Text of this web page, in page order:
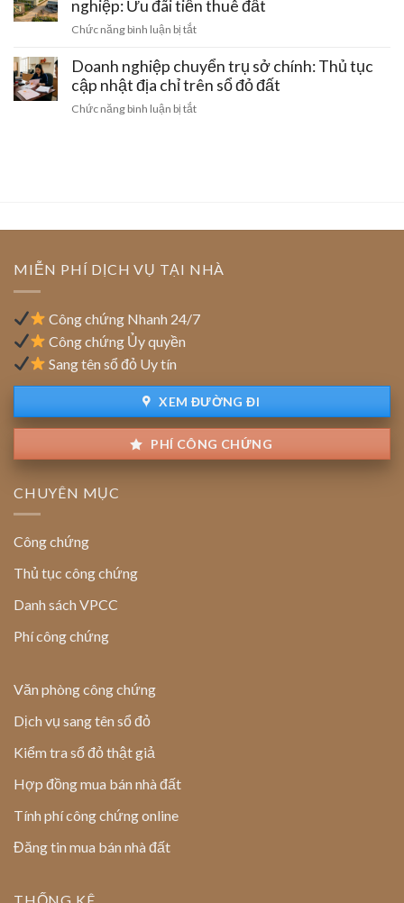
Thủ
tục
đất
đai
viết
tay
và
cách
nghiệp
bị
thu
nghiệp: Ưu đãi tiền thuê đất
Chức năng bình luận bị tắtở
làm
trang
công
đãi
thuê
Doanh nghiệp chuyển trụ sở chính: Thủ tục
cập nhật địa chỉ trên sổ đỏ đất
Chức năng bình luận bị tắtở
Thủ
cập
nhật
chỉ
MIỄN PHÍ DỊCH VỤ TẠI NHÀ
Công chứng Nhanh 24/7
Công chứng Ủy quyền
Sang tên sổ đỏ Uy tín
XEM ĐƯỜNG ĐI
PHÍ CÔNG CHỨNG
CHUYÊN MỤC
Công chứng
Thủ tục công chứng
Danh sách VPCC
Phí công chứng
Văn phòng công chứng
Dịch vụ sang tên sổ đỏ
Kiểm tra sổ đỏ thật giả
Hợp đồng mua bán nhà đất
Tính phí công chứng online
Đăng tin mua bán nhà đất